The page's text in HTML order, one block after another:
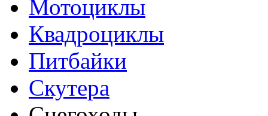
Мотоциклы
Квадроциклы
Питбайки
Скутера